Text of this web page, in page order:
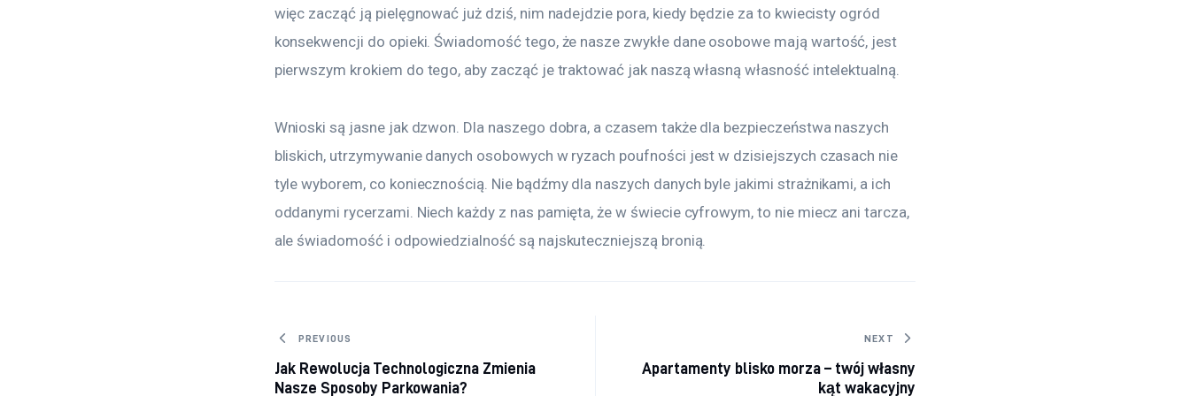
więc zacząć ją pielęgnować już dziś, nim nadejdzie pora, kiedy będzie za to kwiecisty ogród
konsekwencji do opieki. Świadomość tego, że nasze zwykłe dane osobowe mają wartość, jest
pierwszym krokiem do tego, aby zacząć je traktować jak naszą własną własność intelektualną.
Wnioski są jasne jak dzwon. Dla naszego dobra, a czasem także dla bezpieczeństwa naszych
bliskich, utrzymywanie danych osobowych w ryzach poufności jest w dzisiejszych czasach nie
tyle wyborem, co koniecznością. Nie bądźmy dla naszych danych byle jakimi strażnikami, a ich
oddanymi rycerzami. Niech każdy z nas pamięta, że w świecie cyfrowym, to nie miecz ani tarcza,
ale świadomość i odpowiedzialność są najskuteczniejszą bronią.
Nawigacja wpisu
PREVIOUS
Jak Rewolucja Technologiczna Zmienia
Nasze Sposoby Parkowania?
NEXT
Apartamenty blisko morza – twój własny
kąt wakacyjny